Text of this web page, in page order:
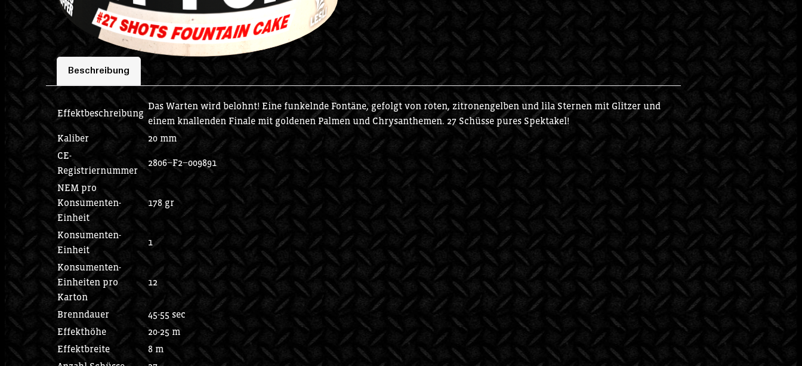
Beschreibung
Effektbeschreibung
Das Warten wird belohnt! Eine funkelnde Fontäne, gefolgt von roten, zitronengelben und lila Sternen mit Glitzer und
einem knallenden Finale mit goldenen Palmen und Chrysanthemen. 27 Schüsse pures Spektakel!
Kaliber
20 mm
CE-
Registriernummer
2806−F2−009891
NEM pro
Konsumenten-
Einheit
178 gr
Konsumenten-
Einheit
1
Konsumenten-
Einheiten pro
Karton
12
Brenndauer
45-55 sec
Effekthöhe
20-25 m
Effektbreite
8 m